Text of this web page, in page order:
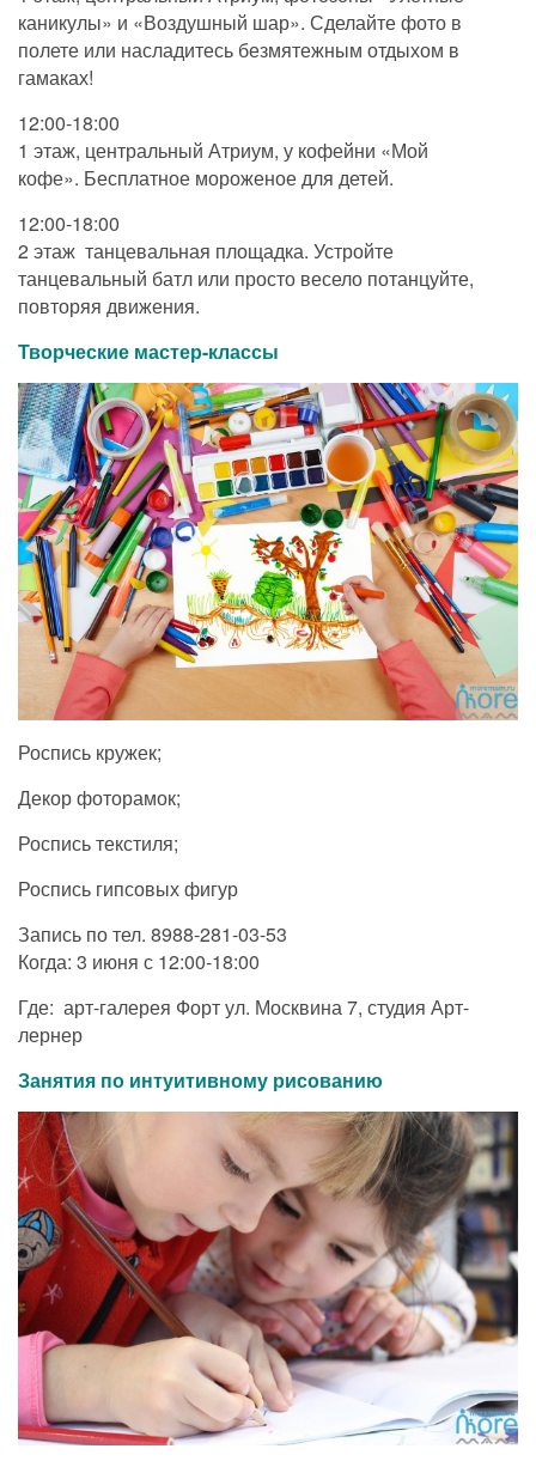
каникулы» и «Воздушный шар». Сделайте фото в
полете или насладитесь безмятежным отдыхом в
гамаках!
12:00-18:00
1 этаж, центральный Атриум, у кофейни «Мой
кофе». Бесплатное мороженое для детей.
12:00-18:00
2 этаж танцевальная площадка. Устройте
танцевальный батл или просто весело потанцуйте,
повторяя движения.
Творческие мастер-классы
Роспись кружек;
Декор фоторамок;
Роспись текстиля;
Роспись гипсовых фигур
Запись по тел. 8988-281-03-53
Когда: 3 июня с 12:00-18:00
Где: арт-галерея Форт ул. Москвина 7, студия Арт-
лернер
Занятия по интуитивному рисованию